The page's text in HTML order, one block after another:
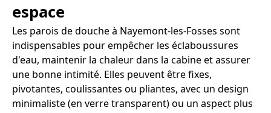
espace
Les parois de douche à Nayemont-les-Fosses sont
indispensables pour empêcher les éclaboussures
d'eau, maintenir la chaleur dans la cabine et assurer
une bonne intimité. Elles peuvent être fixes,
pivotantes, coulissantes ou pliantes, avec un design
minimaliste (en verre transparent) ou un aspect plus